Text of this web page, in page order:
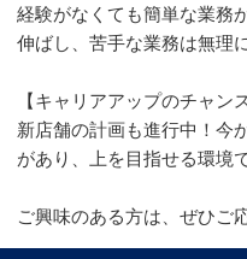
経験がなくても簡単な業務
伸ばし、苦手な業務は無理
【キャリアアップのチャンス
新店舗の計画も進行中！今
があり、上を目指せる環境で
ご興味のある方は、ぜひご